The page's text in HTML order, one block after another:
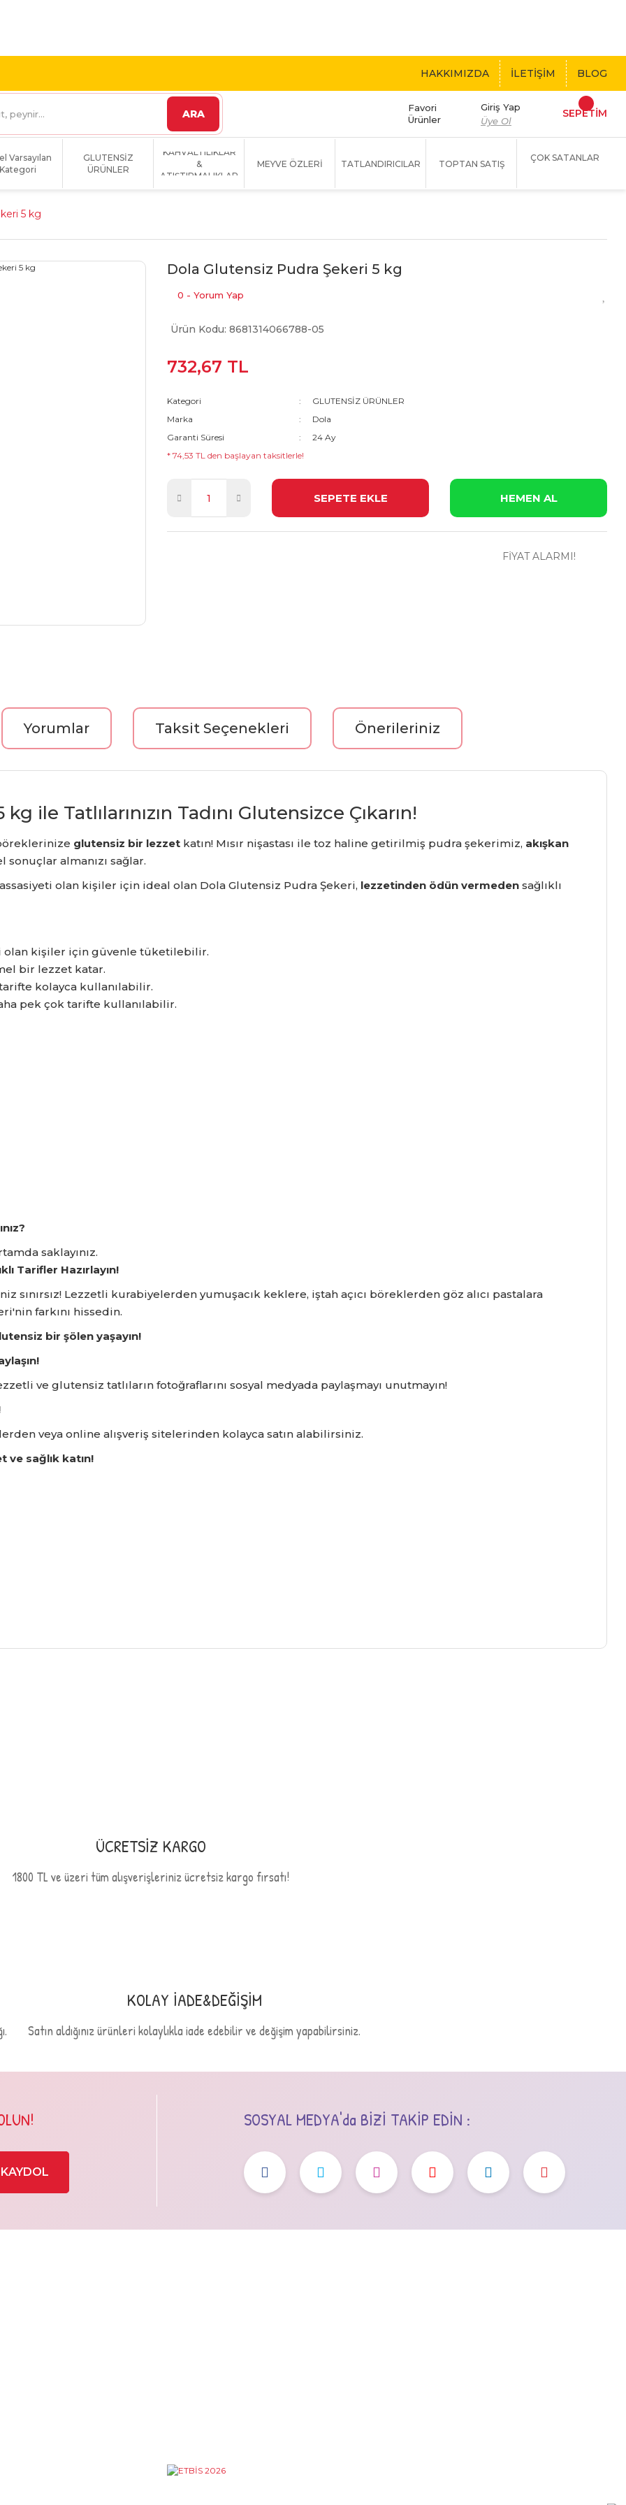
HAKKIMIZDA İLETİŞİM BLOG
ARA
Favori
Ürünler
Giriş Yap
Üye Ol
SEPETİM
Varsayılan
Kategori
GLUTENSİZ
ÜRÜNLER
KAHVALTILIKLAR
&
ATIŞTIRMALIKLAR
MEYVE ÖZLERİ TATLANDIRICILAR TOPTAN SATIŞ
ÇOK SATANLAR
5 kg
Dola Glutensiz Pudra Şekeri 5 kg
0 - Yorum Yap
Ürün Kodu: 8681314066788-05
732,67 TL
Kategori
GLUTENSİZ ÜRÜNLER
Marka
Dola
Garanti Süresi
24 Ay
* 74,53 TL den başlayan taksitlerle!
SEPETE EKLE HEMEN AL
FİYAT ALARMI!
Yorumlar Taksit Seçenekleri Önerileriniz
ile Tatlılarınızın Tadını Glutensizce Çıkarın!
glutensiz bir lezzet katın! Mısır nişastası ile toz haline getirilmiş pudra şekerimiz, akışkan
sonuçlar almanızı sağlar.
olan kişiler için ideal olan Dola Glutensiz Pudra Şekeri, lezzetinden ödün vermeden sağlıklı
olan kişiler için güvenle tüketilebilir.
bir lezzet katar.
tarifte kolayca kullanılabilir.
pek çok tarifte kullanılabilir.
saklayınız.
Tarifler Hazırlayın!
sınırsız! Lezzetli kurabiyelerden yumuşacık keklere, iştah açıcı böreklerden göz alıcı pastalara
farkını hissedin.
bir şölen yaşayın!
ve glutensiz tatlıların fotoğraflarını sosyal medyada paylaşmayı unutmayın!
veya online alışveriş sitelerinden kolayca satın alabilirsiniz.
ve sağlık katın!
ÜCRETSİZ KARGO
1800 TL ve üzeri tüm alışverişleriniz ücretsiz kargo fırsatı!
KOLAY İADE&DEĞİŞİM
Satın aldığınız ürünleri kolaylıkla iade edebilir ve değişim yapabilirsiniz.
KAYDOL
SOSYAL MEDYA'da BİZİ TAKİP EDİN :